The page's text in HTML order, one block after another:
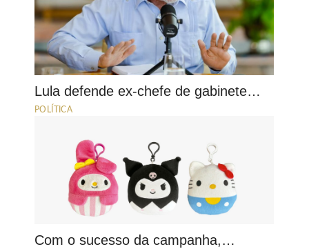
Lula defende ex-chefe de gabinete…
POLÍTICA
Com o sucesso da campanha,…